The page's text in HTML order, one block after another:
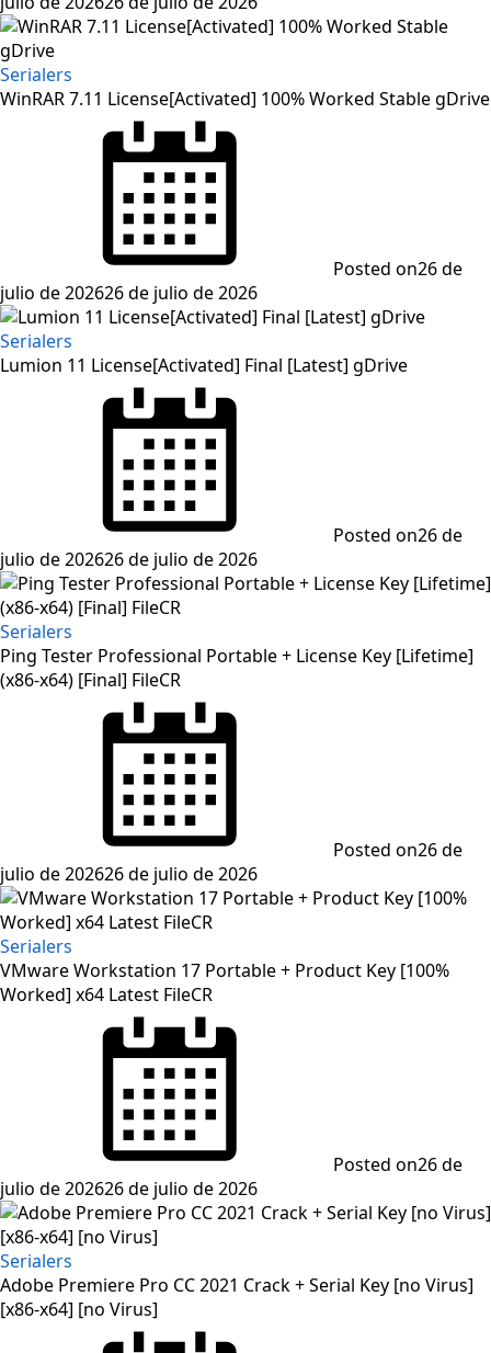
Serialers
WinRAR 7.11 License[Activated] 100% Worked Stable gDrive
Posted on26 de
julio de 202626 de julio de 2026
Serialers
Lumion 11 License[Activated] Final [Latest] gDrive
Posted on26 de
julio de 202626 de julio de 2026
Serialers
Ping Tester Professional Portable + License Key [Lifetime]
(x86-x64) [Final] FileCR
Posted on26 de
julio de 202626 de julio de 2026
Serialers
VMware Workstation 17 Portable + Product Key [100%
Worked] x64 Latest FileCR
Posted on26 de
julio de 202626 de julio de 2026
Serialers
Adobe Premiere Pro CC 2021 Crack + Serial Key [no Virus]
[x86-x64] [no Virus]